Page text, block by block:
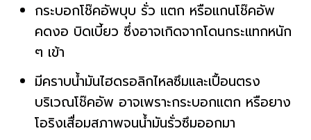
กระบอกโช๊คอัพบุบ รั่ว แตก หรือแกนโช๊คอัพ
คดงอ บิดเบี้ยว ซึ่งอาจเกิดจากโดนกระแทกหนัก
ๆ เข้า
มีคราบน้ำมันไฮดรอลิกไหลซึมและเปื้อนตรง
บริเวณโช๊คอัพ อาจเพราะกระบอกแตก หรือยาง
โอริงเสื่อมสภาพจนน้ำมันรั่วซึมออกมา